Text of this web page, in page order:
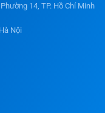
14, TP. Hồ Chí Minh
Nội